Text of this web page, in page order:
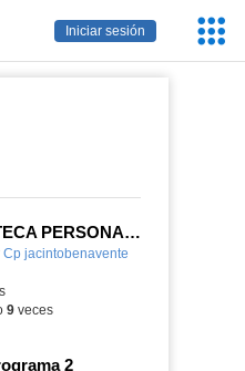
Iniciar sesión
BIBLIOTECA PERSONAL 9: ¿Por qué ser feliz cuando puedes ser normal?
Cp jacintobenavente
9veces
2